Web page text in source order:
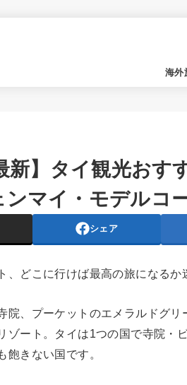
海外
新】タイ観光おす
ンマイ・モデルコ
シェア
、どこに行けば最高の旅になるか
院、プーケットのエメラルドグ
ゾート。タイは1つの国で寺院・
飽きない国です。